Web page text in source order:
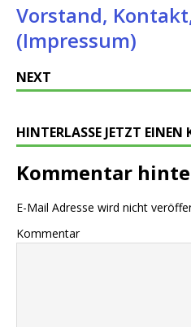
Vorstand,
(Impressum)
NEXT
HINTERLASSE JETZT
Kommentar
E-Mail Adresse wird nicht
Kommentar